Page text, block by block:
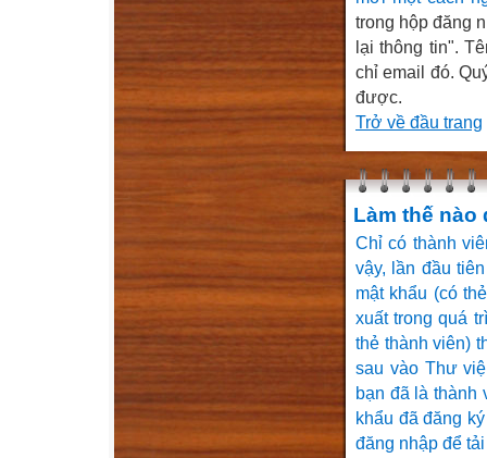
trong hộp đăng
lại thông tin".
chỉ email đó.
được.
Trở về đầu trang
Làm thế nào
Chỉ có thành
vậy, lần đầu
mật khẩu (có
xuất trong quá
thẻ thành viên)
sau vào Thư
bạn đã là thành
khẩu đã đăng
đăng nhập để